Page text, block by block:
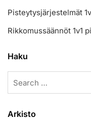
Pisteytysjärjestelmät
Rikkomussäännöt 1v1
Haku
for:
Arkisto